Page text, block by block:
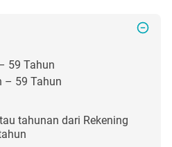
59 Tahun
– 59 Tahun
tahunan dari Rekening